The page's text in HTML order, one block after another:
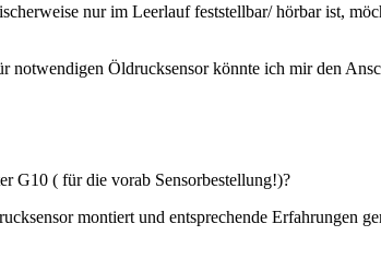
nur im Leerlauf feststellbar/ hörbar ist,
notwendigen Öldrucksensor könnte ich mir den
G10 ( für die vorab Sensorbestellung!)?
montiert und entsprechende Erfahrungen